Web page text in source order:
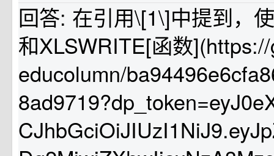
回答: 在引用\[1\]中提到，
和XLSWRITE[函数
educolumn/